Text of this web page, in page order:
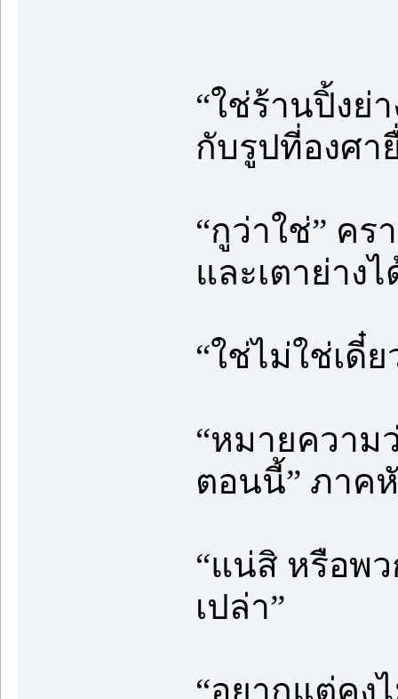
“ใช่ร้านปิ้งย่
กับรูปที่องศา
“กูว่าใช่” ค
และเตาย่างไ
“ใช่ไม่ใช่เดี๋
“หมายความ
ตอนนี้” ภาค
“แน่สิ หรือพ
เปล่า”
“อยากแต่คง